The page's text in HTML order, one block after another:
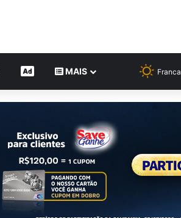
CONTEÚDO DE MARCA
MAIS Franca